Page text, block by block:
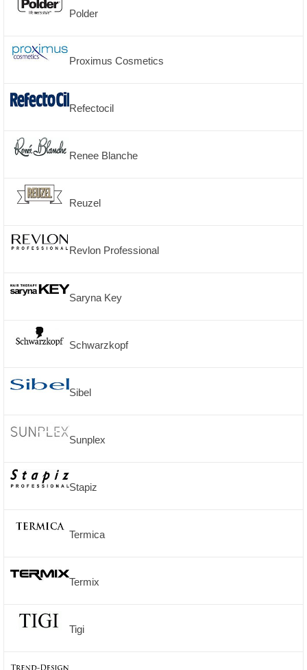
Polder
Proximus Cosmetics
Refectocil
Renee Blanche
Reuzel
Revlon Professional
Saryna Key
Schwarzkopf
Sibel
Sunplex
Stapiz
Termica
Termix
Tigi